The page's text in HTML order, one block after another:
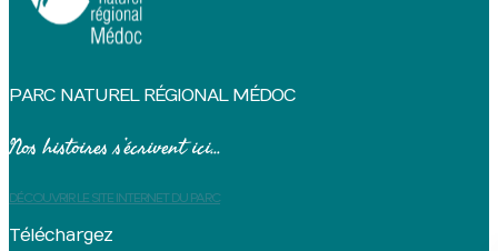
PARC NATUREL RÉGIONAL MÉDOC
Nos histoires s’écrivent ici...
DÉCOUVRIR LE SITE INTERNET DU PARC
Téléchargez